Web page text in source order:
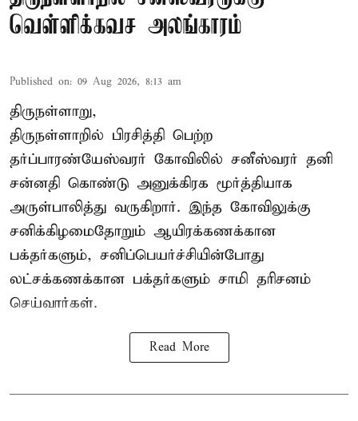
வெள்ளிக்கவச அலங்காரம்
Published on: 09 Aug 2026, 8:13 am
திருநள்ளாறு,
திருநள்ளாறில் பிரசித்தி பெற்ற
தர்ப்பாரண்யேஸ்வரர் கோவிலில் சனீஸ்வரர் தனி
சன்னதி கொண்டு அனுக்கிரக மூர்த்தியாக
அருள்பாலித்து வருகிறார். இந்த கோவிலுக்கு
சனிக்கிழமைதோறும் ஆயிரக்கணக்கான
பக்தர்களும், சனிப்பெயர்ச்சியின்போது
லட்சக்கணக்கான பக்தர்களும் சாமி தரிசனம்
செய்வார்கள்.
Read More